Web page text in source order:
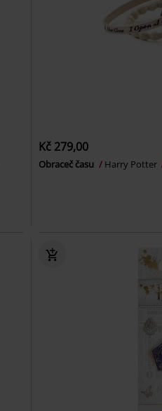
Kč 279,00
Obraceč času Harry Potter